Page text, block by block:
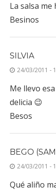
La salsa
Besinos
SILVIA
24/03/2011 -
Me llevo
delicia 😉
Besos
BEGO
24/03/2011 -
Qué aliño